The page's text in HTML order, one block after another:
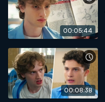
00:05:44
00:08:38